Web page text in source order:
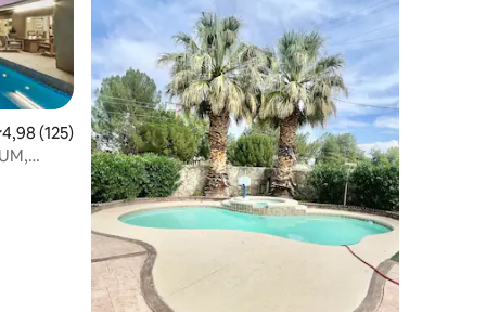
Bewertungen
Bewertung: 4,98 von 5, 125 Bewertungen
4,98 (125)